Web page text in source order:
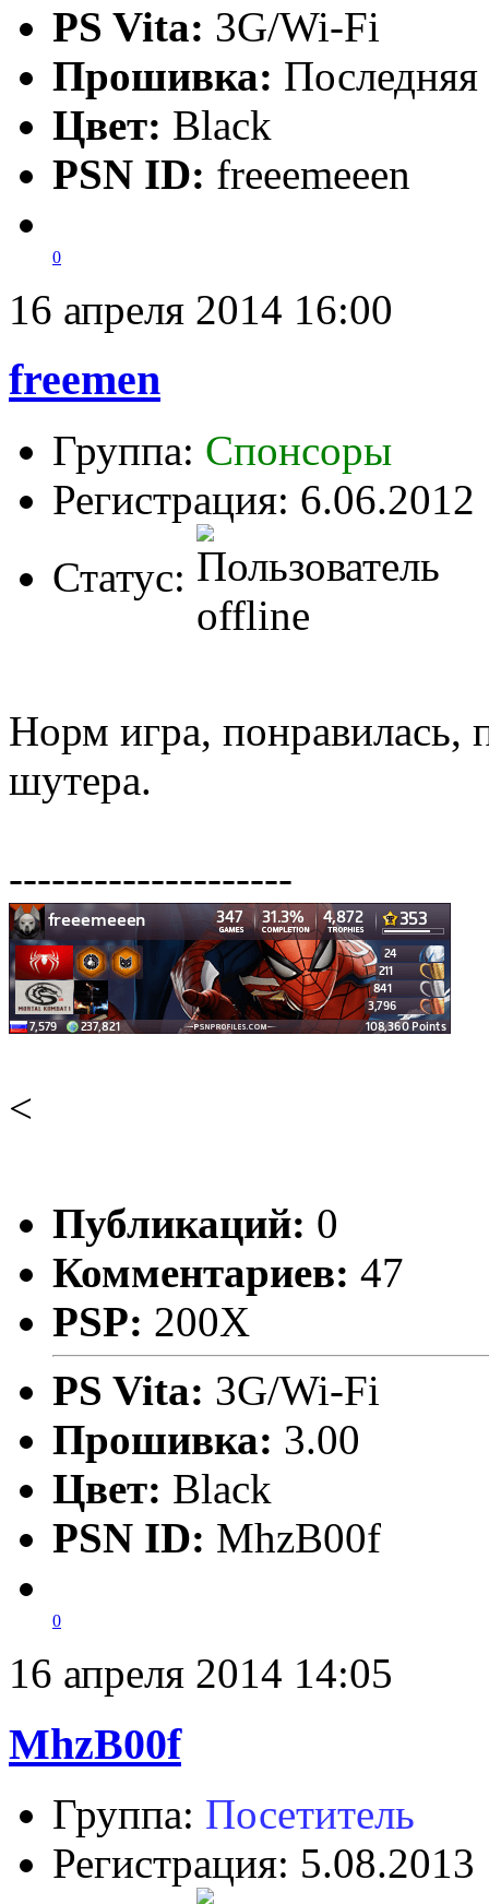
PS Vita: 3G/Wi-Fi
Прошивка: Последняя
Цвет: Black
PSN ID: freeemeeen
0
16 апреля 2014 16:00
freemen
Группа: Спонсоры
Регистрация: 6.06.2012
Статус:
Норм игра,
шутера.
--------------------
<
Публикаций: 0
Комментариев: 47
PSP: 200X
PS Vita: 3G/Wi-Fi
Прошивка: 3.00
Цвет: Black
PSN ID: MhzB00f
0
16 апреля 2014 14:05
MhzB00f
Группа: Посетитель
Регистрация: 5.08.2013